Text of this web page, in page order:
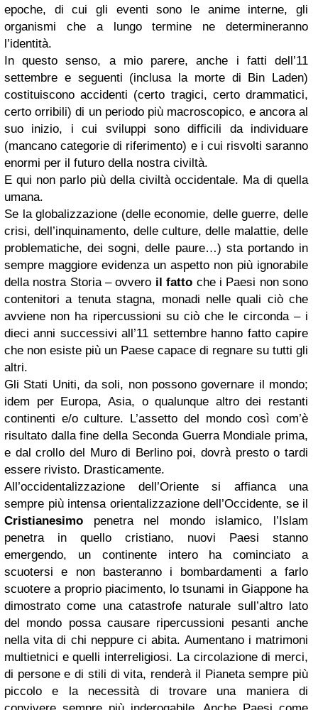
epoche, di cui gli eventi sono le anime interne, gli
organismi che a lungo termine ne determineranno
l’identità.
In questo senso, a mio parere, anche i fatti dell’11
settembre e seguenti (inclusa la morte di Bin Laden)
costituiscono accidenti (certo tragici, certo drammatici,
certo orribili) di un periodo più macroscopico, e ancora al
suo inizio, i cui sviluppi sono difficili da individuare
(mancano categorie di riferimento) e i cui risvolti saranno
enormi per il futuro della nostra civiltà.
E qui non parlo più della civiltà occidentale. Ma di quella
umana.
Se la globalizzazione (delle economie, delle guerre, delle
crisi, dell’inquinamento, delle culture, delle malattie, delle
problematiche, dei sogni, delle paure…) sta portando in
sempre maggiore evidenza un aspetto non più ignorabile
della nostra Storia – ovvero il fatto che i Paesi non sono
contenitori a tenuta stagna, monadi nelle quali ciò che
avviene non ha ripercussioni su ciò che le circonda – i
dieci anni successivi all’11 settembre hanno fatto capire
che non esiste più un Paese capace di regnare su tutti gli
altri.
Gli Stati Uniti, da soli, non possono governare il mondo;
idem per Europa, Asia, o qualunque altro dei restanti
continenti e/o culture. L’assetto del mondo così com’è
risultato dalla fine della Seconda Guerra Mondiale prima,
e dal crollo del Muro di Berlino poi, dovrà presto o tardi
essere rivisto. Drasticamente.
All’occidentalizzazione dell’Oriente si affianca una
sempre più intensa orientalizzazione dell’Occidente, se il
Cristianesimo penetra nel mondo islamico, l’Islam
penetra in quello cristiano, nuovi Paesi stanno
emergendo, un continente intero ha cominciato a
scuotersi e non basteranno i bombardamenti a farlo
scuotere a proprio piacimento, lo tsunami in Giappone ha
dimostrato come una catastrofe naturale sull’altro lato
del mondo possa causare ripercussioni pesanti anche
nella vita di chi neppure ci abita. Aumentano i matrimoni
multietnici e quelli interreligiosi. La circolazione di merci,
di persone e di stili di vita, renderà il Pianeta sempre più
piccolo e la necessità di trovare una maniera di